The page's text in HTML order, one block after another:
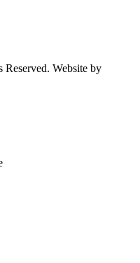
Website by